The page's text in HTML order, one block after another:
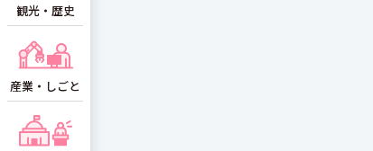
観光・歴史
産業・しごと